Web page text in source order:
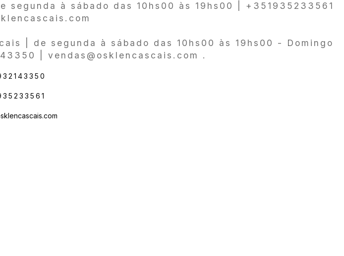
à sábado das 10hs00 às 19hs00 | +351935233561
| de segunda à sábado das 10hs00 às 19hs00 - Domingo
| vendas@osklencascais.com .